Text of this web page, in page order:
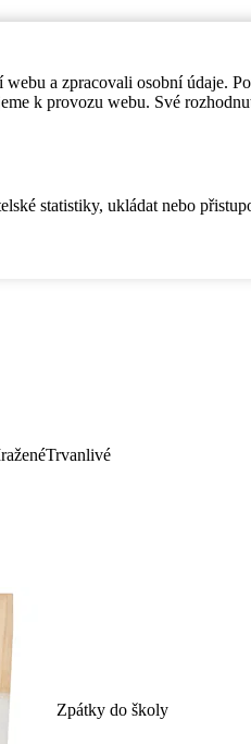
a zpracovali osobní údaje.
k provozu webu. Své
statistiky, ukládat nebo
Trvanlivé
Zpátky do školy